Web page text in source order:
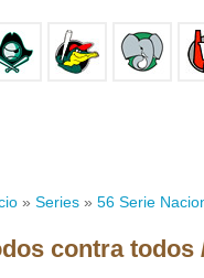
» Series » 56 Serie
contra todos